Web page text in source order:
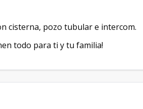
cisterna, pozo tubular e intercom.
todo para ti y tu familia!